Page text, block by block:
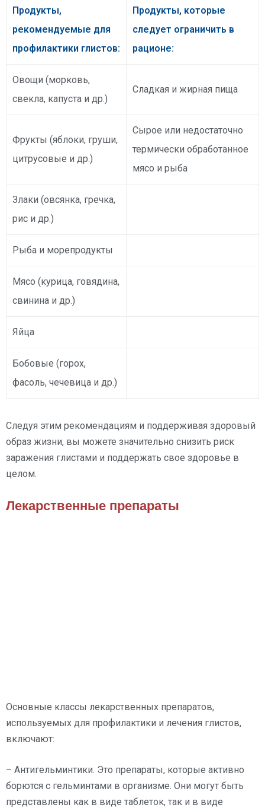
Продукты,
рекомендуемые для
профилактики глистов:
Продукты, которые
следует ограничить в
рационе:
Овощи (морковь,
свекла, капуста и др.)
Сладкая и жирная пища
Фрукты (яблоки, груши,
цитрусовые и др.)
Сырое или недостаточно
термически обработанное
мясо и рыба
Злаки (овсянка, гречка,
рис и др.)
Рыба и морепродукты
Мясо (курица, говядина,
свинина и др.)
Яйца
Бобовые (горох,
фасоль, чечевица и др.)
Следуя этим рекомендациям и поддерживая здоровый
образ жизни, вы можете значительно снизить риск
заражения глистами и поддержать свое здоровье в
целом.
Лекарственные препараты
Основные классы лекарственных препаратов,
используемых для профилактики и лечения глистов,
включают:
– Антигельминтики. Это препараты, которые активно
борются с гельминтами в организме. Они могут быть
представлены как в виде таблеток, так и в виде